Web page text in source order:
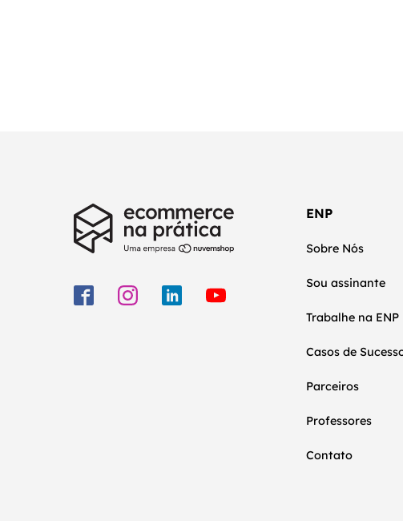
ENP
Sobre Nós
Sou assinante
Trabalhe na ENP
Casos de
Parceiros
Professores
Contato